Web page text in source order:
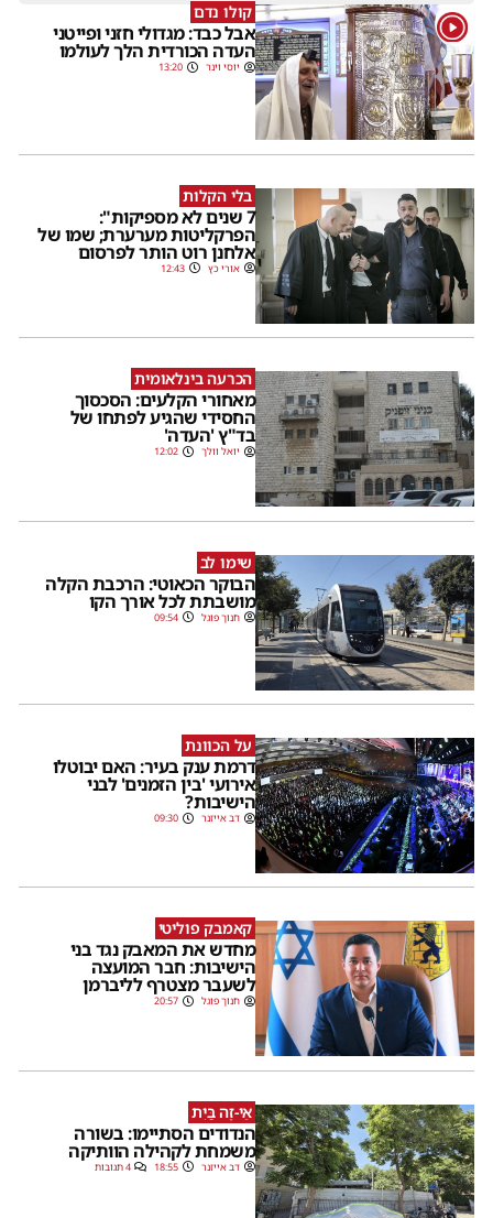
1 קולו נדם
אבל כבד: מגדולי חזני ופייטני
העדה הכורדית הלך לעולמו
יוסי וינר 13:20
בלי הקלות
7 שנים לא מספיקות":
הפרקליטות מערערת; שמו של
אלחנן רוט הותר לפרסום
אורי כץ 12:43
הכרעה בינלאומית
מאחורי הקלעים: הסכסוך
החסידי שהגיע לפתחו של
בד"ץ 'העדה'
יואל וולך 12:02
שימו לב
הבוקר הכאוטי: הרכבת הקלה
מושבתת לכל אורך הקו
חנוך פוגל 09:54
על הכוונת
דרמת ענק בעיר: האם יבוטלו
אירועי 'בין הזמנים' לבני
הישיבות?
דב אייזנר 09:30
קאמבק פוליטי
מחדש את המאבק נגד בני
הישיבות: חבר המועצה
לשעבר מצטרף לליברמן
חנוך פוגל 20:57
אֵי-זֶה בַּיִת
הנדודים הסתיימו: בשורה
משמחת לקהילה הוותיקה
דב אייזנר 18:55 4 תגובות